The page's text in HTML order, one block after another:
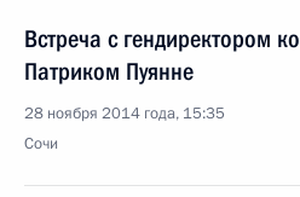
Встреча с гендиректором
Патриком Пуянне
28 ноября 2014 года, 15:35
Сочи